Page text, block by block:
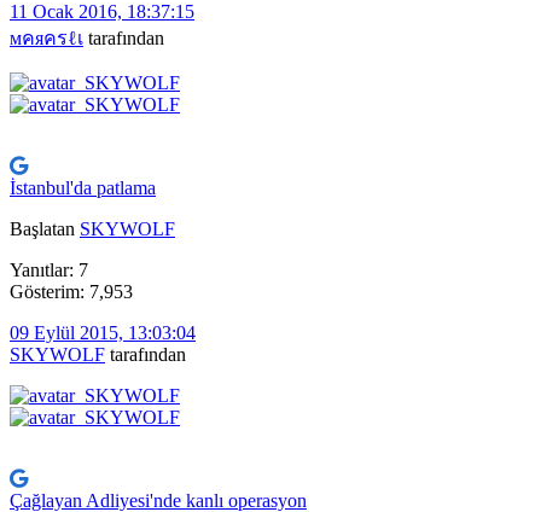
11 Ocak 2016, 18:37:15
мคяครℓเ tarafından
İstanbul'da patlama
Başlatan SKYWOLF
Yanıtlar: 7
Gösterim: 7,953
09 Eylül 2015, 13:03:04
SKYWOLF tarafından
Çağlayan Adliyesi'nde kanlı operasyon